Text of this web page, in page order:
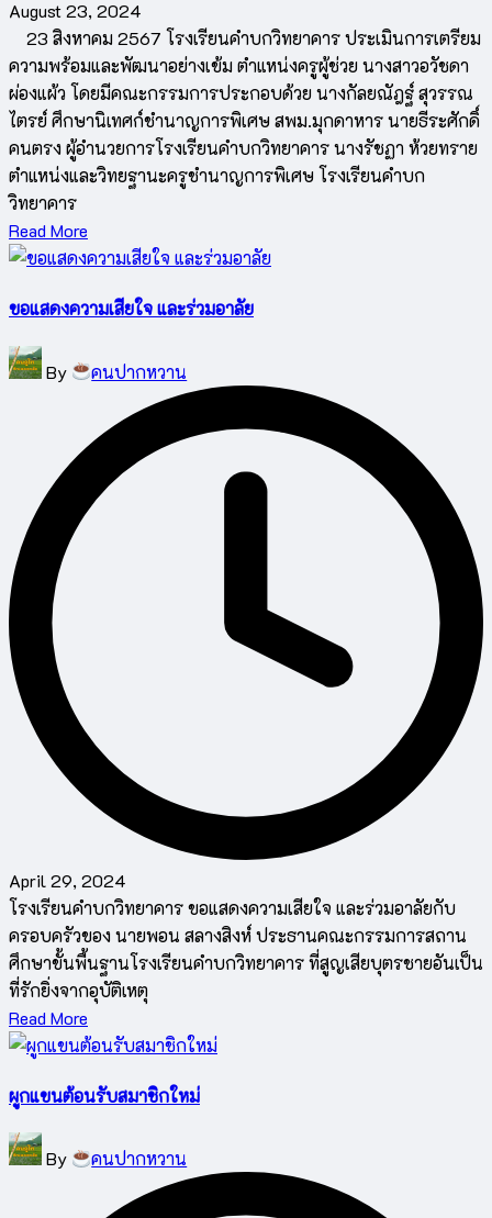
August 23, 2024
23 สิงหาคม 2567 โรงเรียนคำบกวิทยาคาร ประเมินการเตรียม
ความพร้อมและพัฒนาอย่างเข้ม ตำแหน่งครูผู้ช่วย นางสาวอวัชดา
ผ่องแผ้ว โดยมีคณะกรรมการประกอบด้วย นางกัลยณัฎฐ์ สุวรรณ
ไตรย์ ศึกษานิเทศก์ชำนาญการพิเศษ สพม.มุกดาหาร นายธีระศักดิ์
คนตรง ผู้อำนวยการโรงเรียนคำบกวิทยาคาร นางรัชฏา ห้วยทราย
ตำแหน่งและวิทยฐานะครูชำนาญการพิเศษ โรงเรียนคำบก
วิทยาคาร
Read More
ขอแสดงความเสียใจ และร่วมอาลัย
Posted
by
By คนปากหวาน
April 29, 2024
โรงเรียนคำบกวิทยาคาร ขอแสดงความเสียใจ และร่วมอาลัยกับ
ครอบครัวของ นายพอน สลางสิงห์ ประธานคณะกรรมการสถาน
ศึกษาขั้นพื้นฐานโรงเรียนคำบกวิทยาคาร ที่สูญเสียบุตรชายอันเป็น
ที่รักยิ่งจากอุบัติเหตุ
Read More
ผูกแขนต้อนรับสมาชิกใหม่
Posted
by
By คนปากหวาน